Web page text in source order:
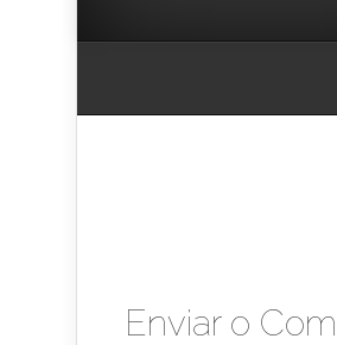
Enviar o